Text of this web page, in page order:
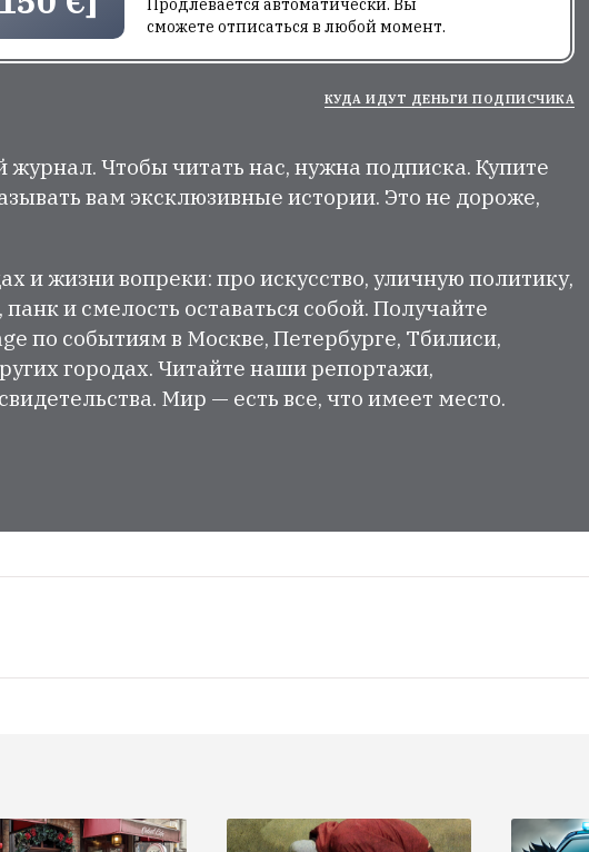
Продлевается автоматически. Вы
сможете отписаться в любой момент.
КУДА ИДУТ ДЕНЬГИ ПОДПИСЧИКА
журнал. Чтобы читать нас, нужна подписка. Купите
вам эксклюзивные истории. Это не дороже,
и жизни вопреки: про искусство, уличную политику,
и смелость оставаться собой. Получайте
по событиям в Москве, Петербурге, Тбилиси,
городах. Читайте наши репортажи,
Мир — есть все, что имеет место.